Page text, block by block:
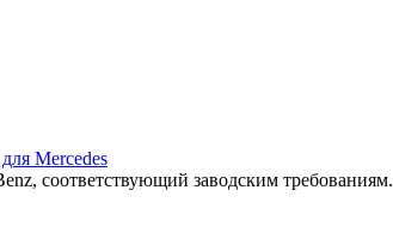
Mercedes
соответствующий заводским требованиям.